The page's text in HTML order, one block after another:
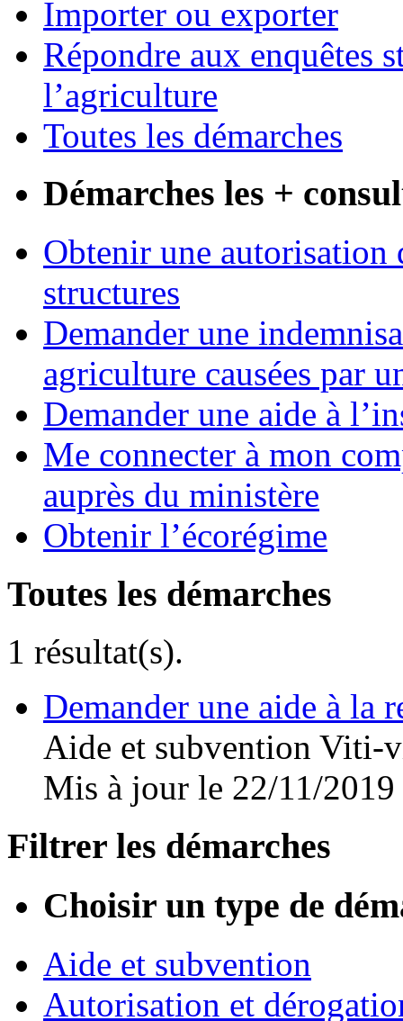
Importer ou exporter
Répondre aux enquêtes
l’agriculture
Toutes les démarches
Démarches les +
Obtenir une autorisation
structures
Demander une
agriculture causées par
Demander une aide à
Me connecter à mon
auprès du ministère
Obtenir l’écorégime
Toutes les démarches
1 résultat(s).
Demander une aide à la
Aide et subvention Viti-
Mis à jour le 22/11/2019
Filtrer les démarches
Choisir un type de
Aide et subvention
Autorisation et